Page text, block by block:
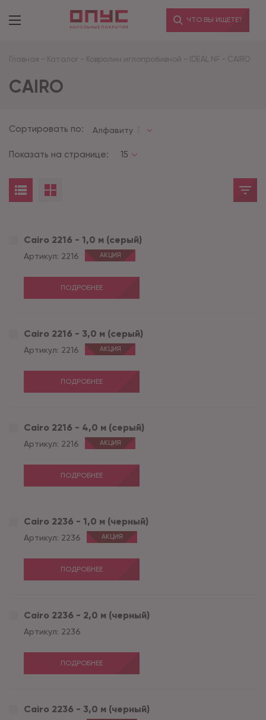
ЧТО ВЫ ИЩЕТЕ?
Главная - Каталог - Ковролин иглопробивной - IDEAL NF - CAIRO
CAIRO
Сортировать по: Алфавиту
Показать на странице: 15
Cairo 2216 - 1,0 м (серый)
Артикул: 2216 АКЦИЯ
ПОДРОБНЕЕ
Cairo 2216 - 3,0 м (серый)
Артикул: 2216 АКЦИЯ
ПОДРОБНЕЕ
Cairo 2216 - 4,0 м (серый)
Артикул: 2216 АКЦИЯ
ПОДРОБНЕЕ
Cairo 2236 - 1,0 м (черный)
Артикул: 2236 АКЦИЯ
ПОДРОБНЕЕ
Cairo 2236 - 2,0 м (черный)
Артикул: 2236
ПОДРОБНЕЕ
Cairo 2236 - 3,0 м (черный)